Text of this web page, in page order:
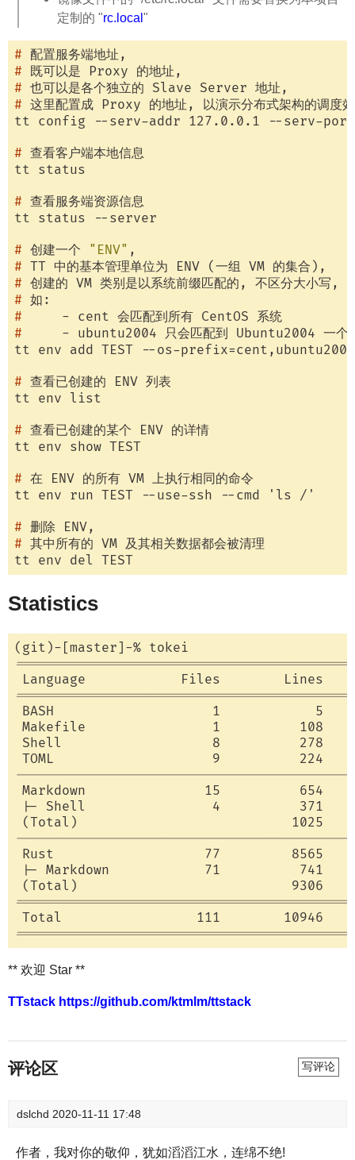
定制的 "rc.local "
# 配置服务端地址,
# 既可以是 Proxy 的地址,
# 也可以是各个独立的 Slave Server 地址,
# 这里配置成 Proxy 的地址, 以演示分布式架构的调度
# 查看客户端本地信息
# 查看服务端资源信息
# 创建一个 "ENV" ,
# TT 中的基本管理单位为 ENV (一组 VM 的集合),
# 创建的 VM 类别是以系统前缀匹配的, 不区分大小写,
# 如:
#
     - cent 会匹配到所有 CentOS 系统
#
- ubuntu2004 只会匹配到 Ubuntu2004 一个
# 查看已创建的 ENV 列表
# 查看已创建的某个 ENV 的详情
# 在 ENV 的所有 VM 上执行相同的命令
# 删除 ENV,
# 其中所有的 VM 及其相关数据都会被清理
Statistics
BASH                    1            5
Makefile                1          108
Shell                   8          278
Markdown               15          654
|- Shell                4          371
Rust                   77         8565
|- Markdown            71          741
** 欢迎 Star **
TTstack https://github.com/ktmlm/ttstack
评论区 写评论
dslchd 2020-11-11 17:48
作者，我对你的敬仰，犹如滔滔江水，连绵不绝!